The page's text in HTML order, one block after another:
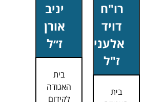
רו"ח
דויד
אלעני
ז"ל
בית
יניב
אורן
ז״ל
בית
האגודה
לקידום